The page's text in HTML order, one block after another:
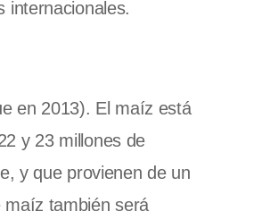
internacionales.
en 2013). El maíz está
y 23 millones de
y que provienen de un
maíz también será